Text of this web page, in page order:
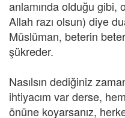
anlamında olduğu gibi,
Allah razı olsun) diye
Müslüman, beterin
şükreder.
Nasılsın dediğiniz
ihtiyacım var derse,
önüne koyarsanız,